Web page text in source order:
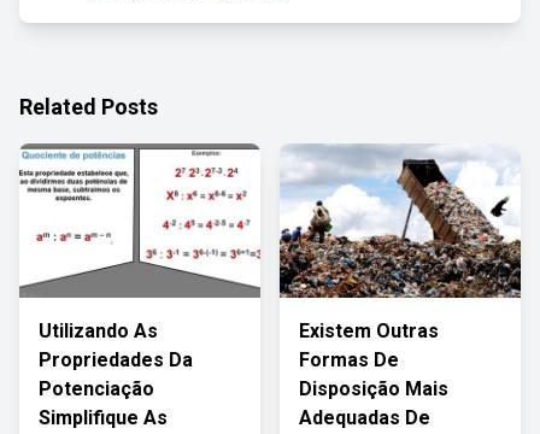
Related Posts
Utilizando As
Propriedades Da
Potenciação
Simplifique As
Existem Outras
Formas De
Disposição Mais
Adequadas De